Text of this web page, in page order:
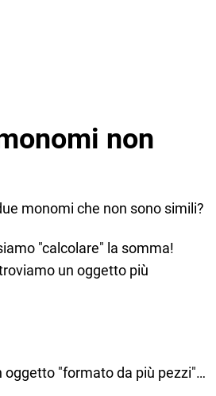
non
monomi che non sono simili?
"calcolare" la somma!
un oggetto più
oggetto "formato da più pezzi"…